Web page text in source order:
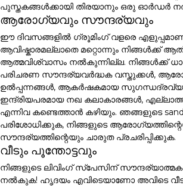
പുസ്തകങ്ങൾക്കായി തിരയാനും ഒരു ഓർഡർ
ആരോഗ്യവും സൗന്ദര്യവും
ഈ ദിവസങ്ങളിൽ ഗ്രൂമിംഗ് വളരെ
ആവിഷ്കാരമല്ലാതെ മറ്റൊന്നും നിങ്ങൾക്ക്
ആത്മവിശ്വാസം നൽകുന്നില്ല. നിങ്ങൾക്ക്
പരിചരണ സൗന്ദര്യവർദ്ധക വസ്തുക്കൾ,
ഉൽപ്പന്നങ്ങൾ, ആകർഷകമായ
ഇന്ദ്രിയപരമായ നഖ കലാകാരങ്ങൾ,
എന്നിവ കണ്ടെത്താൻ കഴിയും. ഞങ്ങളുടെ
പരിശോധിക്കുക, നിങ്ങളുടെ
സൗന്ദര്യത്തിന്റെയും ചാരുത പ്രചരിപ്പിക്കുക.
വീടും പൂന്തോട്ടവും
നിങ്ങളുടെ ലിവിംഗ് സ്പേസിന്
നൽകുക! ഹൃദയം എവിടെയാണോ അവിടെ